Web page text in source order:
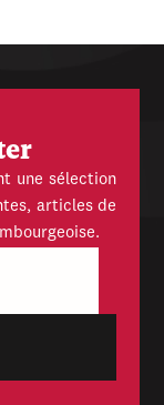
une sélection
articles de